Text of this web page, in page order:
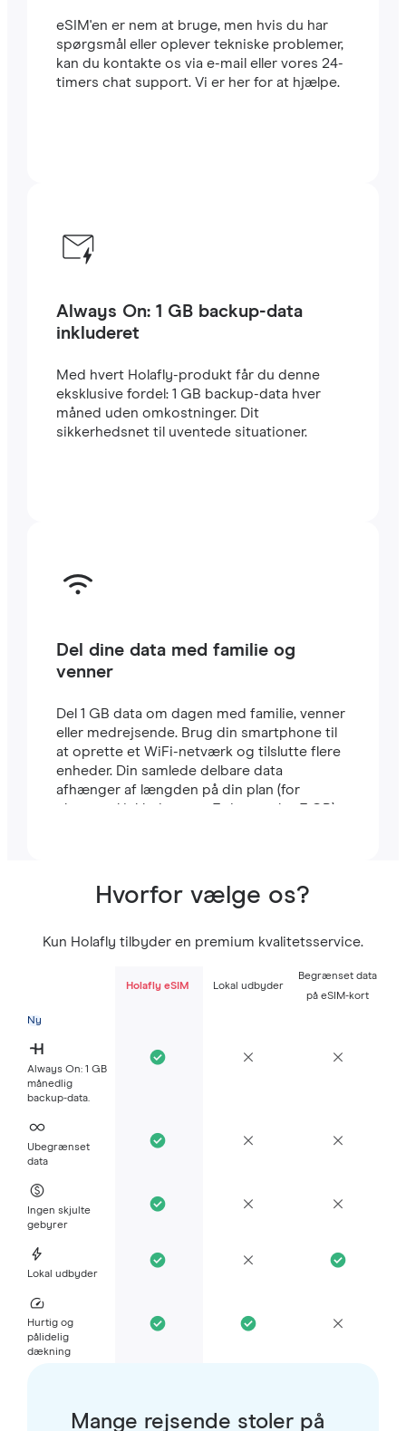
eSIM'en er nem at bruge, men hvis du har
spørgsmål eller oplever tekniske problemer,
kan du kontakte os via e-mail eller vores 24-
timers chat support. Vi er her for at hjælpe.
Always On: 1 GB backup-data
inkluderet
Med hvert Holafly-produkt får du denne
eksklusive fordel: 1 GB backup-data hver
måned uden omkostninger. Dit
sikkerhedsnet til uventede situationer.
Del dine data med familie og
venner
Del 1 GB data om dagen med familie, venner
eller medrejsende. Brug din smartphone til
at oprette et WiFi-netværk og tilslutte flere
enheder. Din samlede delbare data
afhænger af længden på din plan (for
eksempel inkluderer en 7-dages plan 7 GB).
Hvorfor vælge os?
Kun Holafly tilbyder en premium kvalitetsservice.
Holafly eSIM Lokal udbyder
Begrænset data
på eSIM-kort
Ny
Always On: 1 GB
månedlig
backup-data.
Ubegrænset
data
Ingen skjulte
gebyrer
Lokal udbyder
Hurtig og
pålidelig
dækning
Mange rejsende stoler på